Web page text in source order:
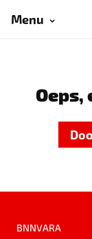
Menu
Oeps,
BNNVARA